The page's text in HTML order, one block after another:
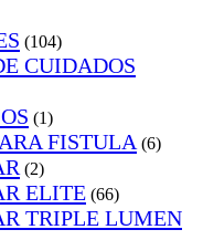
(104)
CUIDADOS
(1)
FISTULA (6)
(2)
ELITE (66)
TRIPLE LUMEN